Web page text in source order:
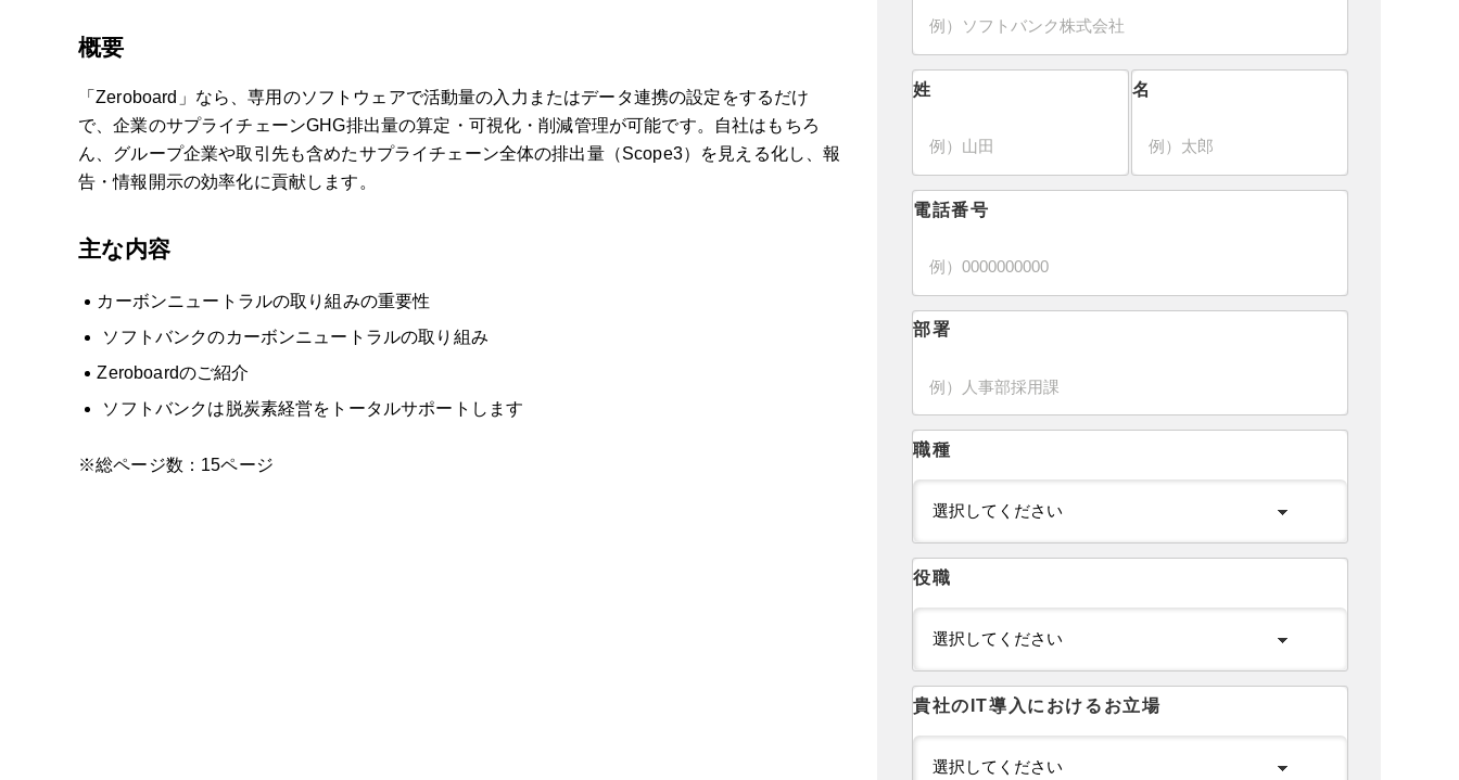
概要
「Zeroboard」なら、専用のソフトウェアで活動量の入力またはデータ連携の設定をするだけ
で、企業のサプライチェーンGHG排出量の算定・可視化・削減管理が可能です。自社はもちろ
ん、グループ企業や取引先も含めたサプライチェーン全体の排出量（Scope3）を見える化し、報
告・情報開示の効率化に貢献します。
主な内容
カーボンニュートラルの取り組みの重要性
ソフトバンクのカーボンニュートラルの取り組み
Zeroboardのご紹介
ソフトバンクは脱炭素経営をトータルサポートします
※総ページ数：15ページ
姓 名
電話番号
部署
職種
役職
貴社のIT導入におけるお立場